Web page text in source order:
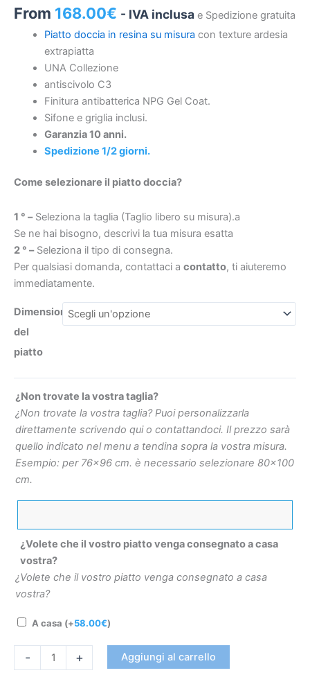
€356
From 168.00€ - IVA inclusa e Spedizione gratuita
Piatto doccia in resina su misura con texture ardesia
extrapiatta
UNA Collezione
antiscivolo C3
Finitura antibatterica NPG Gel Coat.
Sifone e griglia inclusi.
Garanzia 10 anni.
Spedizione 1/2 giorni.
Come selezionare il piatto doccia?
1 ° –Seleziona la taglia (Taglio libero su misura).a
Se ne hai bisogno, descrivi la tua misura esatta
2 ° –Seleziona il tipo di consegna.
Per qualsiasi domanda, contattaci a contatto, ti aiuteremo
immediatamente.
Dimensioni
del
piatto
¿Non trovate la vostra taglia?
¿Non trovate la vostra taglia? Puoi personalizzarla
direttamente scrivendo qui o contattandoci. Il prezzo sarà
quello indicato nel menu a tendina sopra la vostra misura.
Esempio: per 76×96 cm. è necessario selezionare 80×100
cm.
¿Volete che il vostro piatto venga consegnato a casa
vostra?
¿Volete che il vostro piatto venga consegnato a casa
vostra?
A casa (+58.00€)
-
altri
colori
esclusivi
texture
ardesia
antibatterica
antiscivolo.
in
inox
quantità
+ Aggiungi al carrello